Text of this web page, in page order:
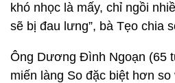
khó nhọc là mấy, chỉ ngồi
sẽ bị đau lưng”, bà Tẹo chia
Ông Dương Đình Ngoạn (65
miến làng So đặc biệt hơn